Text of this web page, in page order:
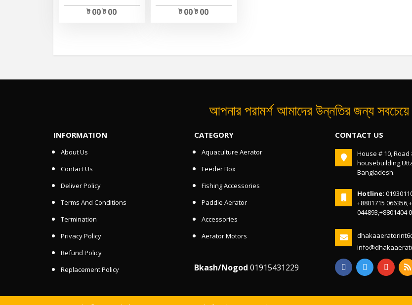
ট00ট 00 ট00ট 00
আপনার পরামর্শ আমাদের উন্নতির জন্য
INFORMATION
About Us
Contact Us
Deliver Policy
Terms And Conditions
Termination
Privacy Policy
Refund Policy
Replacement Policy
CATEGORY
Aquaculture Aerator
Feeder Box
Fishing Accessories
Paddle Aerator
Accessories
Aerator Motors
Bkash/Nogod 01915431229
CONTACT US
House # 10, Road
Bangladesh.
Hotline:
+8801715
044893,+8801404